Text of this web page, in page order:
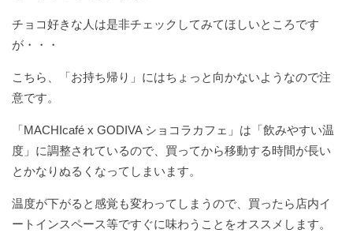
チョコ好きな人は是非チェックしてみてほしいところです
が・・・
こちら、「お持ち帰り」にはちょっと向かないようなので注
意です。
「MACHIcafé x GODIVA ショコラカフェ」は「飲みやすい温
度」に調整されているので、買ってから移動する時間が長い
とかなりぬるくなってしまいます。
温度が下がると感覚も変わってしまうので、買ったら店内イ
ートインスペース等ですぐに味わうことをオススメします。